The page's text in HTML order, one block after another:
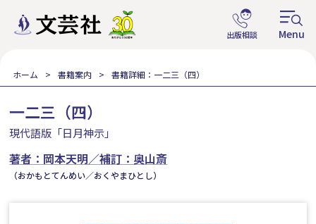
ホーム 書籍案内 書籍詳細：一二三（四）
一二三（四）
現代語版「日月神示」
著者：岡本天明／補訂：奥山斎
（おかもとてんめい／おくやまひとし）